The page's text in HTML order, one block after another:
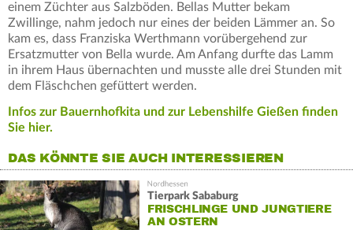
einem Züchter aus Salzböden. Bellas Mutter bekam
Zwillinge, nahm jedoch nur eines der beiden Lämmer an. So
kam es, dass Franziska Werthmann vorübergehend zur
Ersatzmutter von Bella wurde. Am Anfang durfte das Lamm
in ihrem Haus übernachten und musste alle drei Stunden mit
dem Fläschchen gefüttert werden.
Infos zur Bauernhofkita und zur Lebenshilfe Gießen finden
Sie hier.
DAS KÖNNTE SIE AUCH INTERESSIEREN
Tierpark Sababurg
FRISCHLINGE UND JUNGTIERE
AN OSTERN